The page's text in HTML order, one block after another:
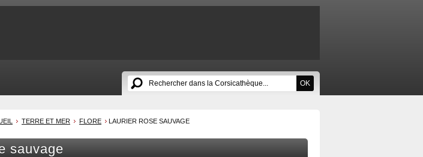
TERRE ET MER FLORE LAURIER ROSE SAUVAGE
sauvage